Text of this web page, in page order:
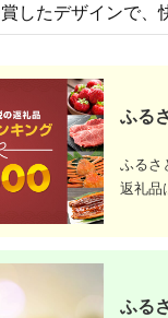
岩手県 二戸市
【ふ
したデザインで、
ふる
ふるさ
返礼品
ふる